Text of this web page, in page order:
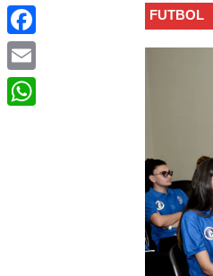
FUTBOL
Facebook
Email